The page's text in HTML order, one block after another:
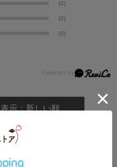
(0)
(0)
(0)
表示：新しい順